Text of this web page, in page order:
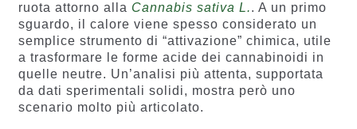
ruota attorno alla Cannabis sativa L.. A un primo
sguardo, il calore viene spesso considerato un
semplice strumento di “attivazione” chimica, utile
a trasformare le forme acide dei cannabinoidi in
quelle neutre. Un’analisi più attenta, supportata
da dati sperimentali solidi, mostra però uno
scenario molto più articolato.